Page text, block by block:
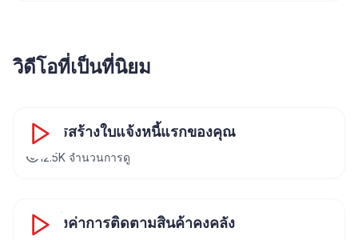
วิดีโอที่เป็นที่นิยม
วิธีการสร้างใบแจ้งหนี้แรกของคุณ
12.5K จำนวนการดู
การตั้งค่าการติดตามสินค้าคงคลัง